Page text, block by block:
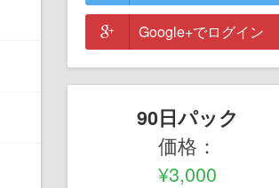
Google+でログイン
90日パック
価格：
¥3,000